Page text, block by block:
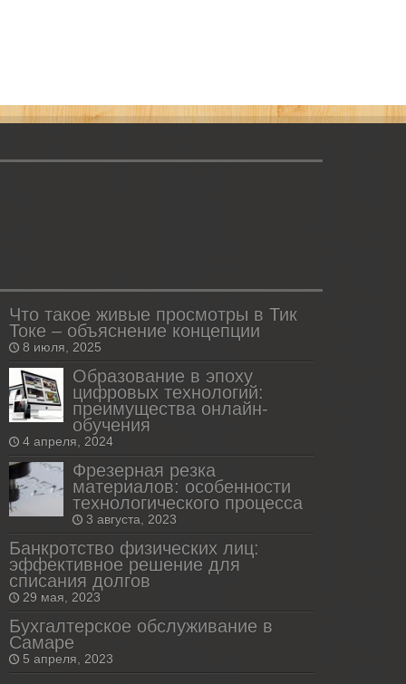
Что такое живые просмотры в Тик
Токе – объяснение концепции
8 июля, 2025
Образование в эпоху
цифровых технологий:
преимущества онлайн-
обучения
4 апреля, 2024
Фрезерная резка
материалов: особенности
технологического процесса
3 августа, 2023
Банкротство физических лиц:
эффективное решение для
списания долгов
29 мая, 2023
Бухгалтерское обслуживание в
Самаре
5 апреля, 2023